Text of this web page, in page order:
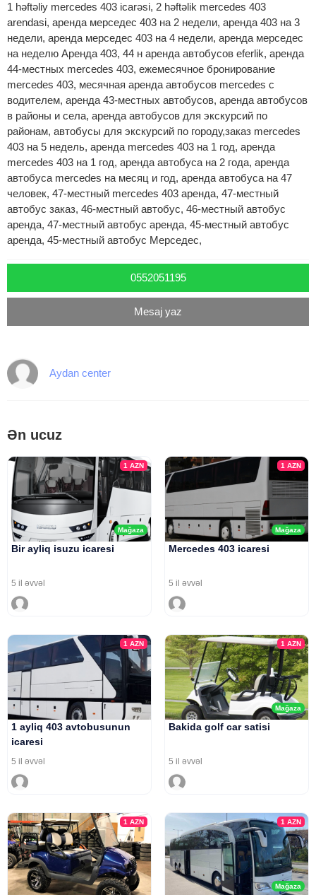
1 həftəliy mercedes 403 icarəsi, 2 həftəlik mercedes 403
arendasi, аренда мерседес 403 на 2 недели, аренда 403 на 3
недели, аренда мерседес 403 на 4 недели, аренда мерседес
на неделю Аренда 403, 44 н аренда автобусов eferlik, аренда
44-местных mercedes 403, ежемесячное бронирование
mercedes 403, месячная аренда автобусов mercedes с
водителем, аренда 43-местных автобусов, аренда автобусов
в районы и села, аренда автобусов для экскурсий по
районам, автобусы для экскурсий по городу,заказ mercedes
403 на 5 недель, аренда mercedes 403 на 1 год, аренда
mercedes 403 на 1 год, аренда автобуса на 2 года, аренда
автобуса mercedes на месяц и год, аренда автобуса на 47
человек, 47-местный mercedes 403 аренда, 47-местный
автобус заказ, 46-местный автобус, 46-местный автобус
аренда, 47-местный автобус аренда, 45-местный автобус
аренда, 45-местный автобус Мерседес,
0552051195
Mesaj yaz
Aydan center
Ən ucuz
Mağaza
1AZN
Bir ayliq isuzu icaresi
5 il əvvəl
Mağaza
1 AZN
Mercedes 403 icaresi
5 il əvvəl
1AZN
1 ayliq 403 avtobusunun
icaresi
5 il əvvəl
Mağaza
1 AZN
Bakida golf car satisi
5 il əvvəl
1AZN
Mağaza
1 AZN